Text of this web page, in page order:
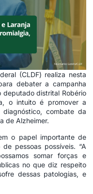
(CLDF) realiza nesta
debater a campanha
deputado distrital Robério
o intuito é promover a
combate da
de Alzheimer.
o papel importante de
pessoas possíveis. “A
somar forças e
no que diz respeito
dessas patologias, e